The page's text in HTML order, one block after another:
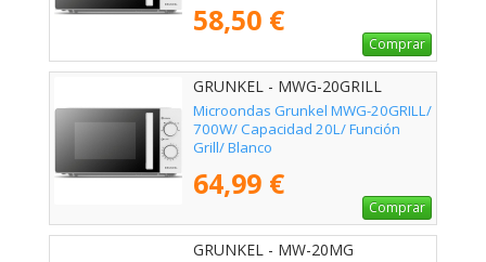
58,50 €
Comprar
GRUNKEL - MWG-20GRILL
Microondas Grunkel MWG-20GRILL/
700W/ Capacidad 20L/ Función
Grill/ Blanco
64,99 €
Comprar
GRUNKEL - MW-20MG